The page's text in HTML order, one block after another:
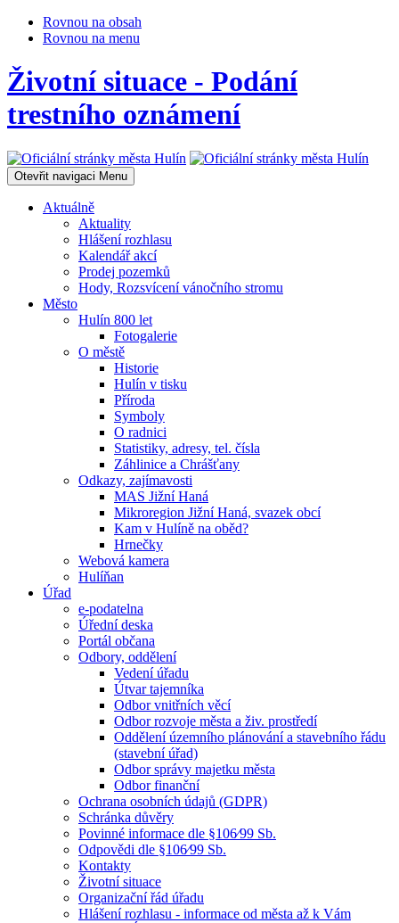
Rovnou na obsah
Rovnou na menu
Životní situace - Podání
trestního oznámení
Otevřit navigaci Menu
Aktuálně
Aktuality
Hlášení rozhlasu
Kalendář akcí
Prodej pozemků
Hody, Rozsvícení vánočního stromu
Město
Hulín 800 let
Fotogalerie
O městě
Historie
Hulín v tisku
Příroda
Symboly
O radnici
Statistiky, adresy, tel. čísla
Záhlinice a Chrášťany
Odkazy, zajímavosti
MAS Jižní Haná
Mikroregion Jižní Haná, svazek obcí
Kam v Hulíně na oběd?
Hrnečky
Webová kamera
Hulíňan
Úřad
e-podatelna
Úřední deska
Portál občana
Odbory, oddělení
Vedení úřadu
Útvar tajemníka
Odbor vnitřních věcí
Odbor rozvoje města a živ. prostředí
Oddělení územního plánování a stavebního řádu
(stavební úřad)
Odbor správy majetku města
Odbor finanční
Ochrana osobních údajů (GDPR)
Schránka důvěry
Povinné informace dle §106⁄99 Sb.
Odpovědi dle §106⁄99 Sb.
Kontakty
Životní situace
Organizační řád úřadu
Hlášení rozhlasu - informace od města až k Vám